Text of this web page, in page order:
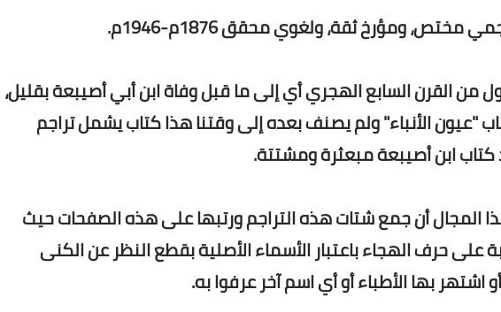
ومؤرخ ثقة، ولغوي محقق 1876م-1946م.
من القرن السابع الهجري أي إلى ما قبل وفاة ابن أبي أصيبعة بقليل،
"عيون الأنباء" ولم يصنف بعده إلى وقتنا هذا كتاب يشمل تراجم
كتاب ابن أصيبعة مبعثرة ومشتتة.
المجال أن جمع شتات هذه التراجم ورتبها على هذه الصفحات حيث
حرف الهجاء باعتبار الأسماء الأصلية بقطع النظر عن الكنى
اشتهر بها الأطباء أو أي اسم آخر عرفوا به.